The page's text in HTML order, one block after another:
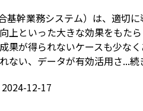
基幹業務システム）は、適切
上といった大きな効果をもた
果が得られないケースも少な
ない、データが有効活用さ...続
2024-12-17